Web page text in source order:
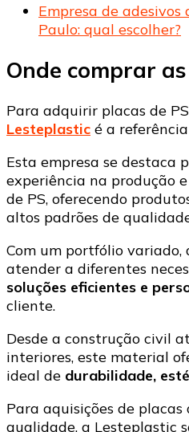
Empresa de
Paulo: qual escolher?
Onde comprar
Para adquirir placas de
Lesteplastic é a
Esta empresa se destaca
experiência na produção
de PS, oferecendo
altos padrões de
Com um portfólio variado,
atender a diferentes
soluções eficientes e
cliente.
Desde a construção civil
interiores, este material
ideal de durabilidade,
Para aquisições de placas
qualidade, a Lesteplastic